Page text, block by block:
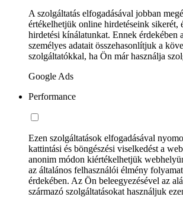
A szolgáltatás elfogadásával jobban
értékelhetjük online hirdetéseink sikerét,
hirdetési kínálatunkat. Ennek érdekében
személyes adatait összehasonlítjuk a
szolgáltatókkal, ha Ön már használja
Google Ads
Performance
Ezen szolgáltatások elfogadásával
kattintási és böngészési viselkedést a
anonim módon kiértékelhetjük
az általános felhasználói élmény
érdekében. Az Ön beleegyezésével az
származó szolgáltatásokat használjuk